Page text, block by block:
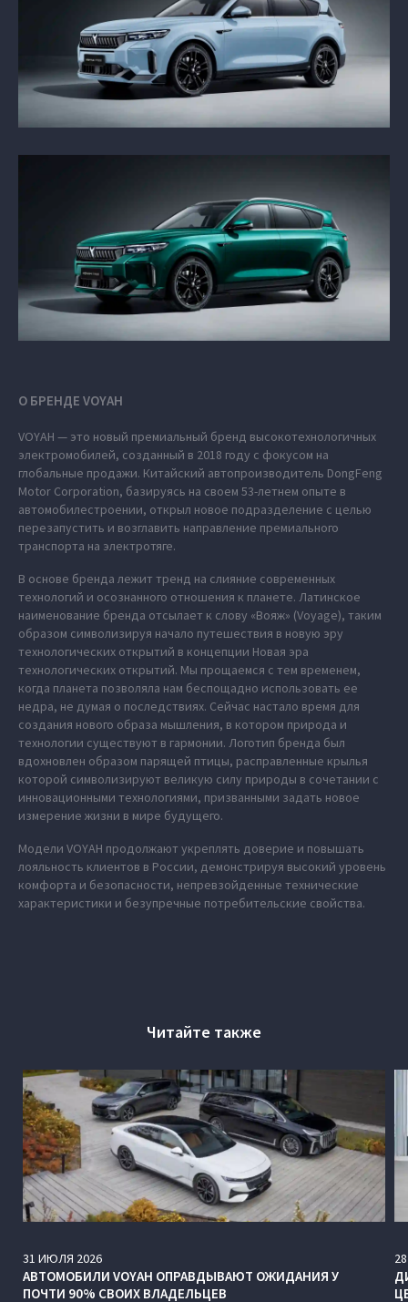
О БРЕНДЕ VOYAH
VOYAH — это новый премиальный бренд высокотехнологичных
электромобилей, созданный в 2018 году с фокусом на
глобальные продажи. Китайский автопроизводитель DongFeng
Motor Corporation, базируясь на своем 53-летнем опыте в
автомобилестроении, открыл новое подразделение с целью
перезапустить и возглавить направление премиального
транспорта на электротяге.
В основе бренда лежит тренд на слияние современных
технологий и осознанного отношения к планете. Латинское
наименование бренда отсылает к слову «Вояж» (Voyage), таким
образом символизируя начало путешествия в новую эру
технологических открытий в концепции Новая эра
технологических открытий. Мы прощаемся с тем временем,
когда планета позволяла нам беспощадно использовать ее
недра, не думая о последствиях. Сейчас настало время для
создания нового образа мышления, в котором природа и
технологии существуют в гармонии. Логотип бренда был
вдохновлен образом парящей птицы, расправленные крылья
которой символизируют великую силу природы в сочетании с
инновационными технологиями, призванными задать новое
измерение жизни в мире будущего.
Модели VOYAH продолжают укреплять доверие и повышать
лояльность клиентов в России, демонстрируя высокий уровень
комфорта и безопасности, непревзойденные технические
характеристики и безупречные потребительские свойства.
Читайте также
31 ИЮЛЯ 2026
АВТОМОБИЛИ VOYAH ОПРАВДЫВАЮТ ОЖИДАНИЯ У
ПОЧТИ 90% СВОИХ ВЛАДЕЛЬЦЕВ
28